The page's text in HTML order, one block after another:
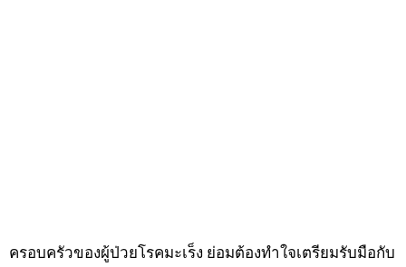
ครอบครัวของผู้ป่วยโรคมะเร็ง ย่อมต้องทำใจเตรียมรับมือกับ